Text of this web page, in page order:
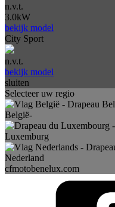
n.v.t.
3.0kW
bekijk model
City Sport
n.v.t.
bekijk model
sluiten
Selecteer uw regio
België-
Luxemburg
Nederland
cfmotobenelux.com